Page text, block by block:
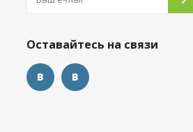
Оставайтесь на связи